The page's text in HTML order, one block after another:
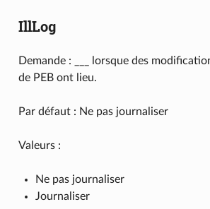
IllLog
Demande : ___ lorsque des
de PEB ont lieu.
Par défaut : Ne pas journaliser
Valeurs :
Ne pas journaliser
Journaliser